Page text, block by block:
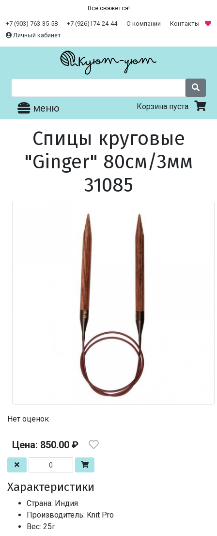
Все свяжется!
+7 (903) 763-35-58 +7 (926)174-24-44 О компании
Контакты
Личный кабинет
меню Корзина пуста
Спицы круговые
"Ginger" 80см/3мм
31085
Нет оценок
Цена: 850.00 ₽
Характеристики
Страна: Индия
Производитель: Knit Pro
Вес: 25г